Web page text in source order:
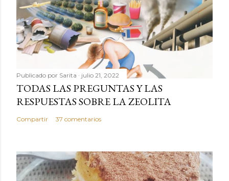
Publicado por Sarita julio 21, 2022
TODAS LAS PREGUNTAS Y LAS
RESPUESTAS SOBRE LA ZEOLITA
Compartir 37 comentarios